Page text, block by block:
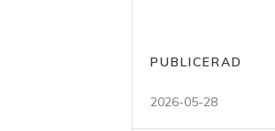
PUBLICERAD
2026-05-28